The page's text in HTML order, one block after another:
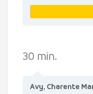
30 min.
Avy, Charente